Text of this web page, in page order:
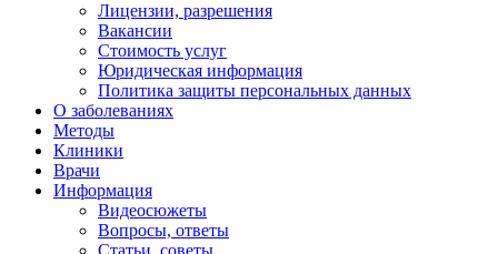
Лицензии, разрешения
Вакансии
Стоимость услуг
Юридическая информация
Политика защиты персональных данных
О заболеваниях
Методы
Клиники
Врачи
Информация
Видеосюжеты
Вопросы, ответы
Статьи, советы